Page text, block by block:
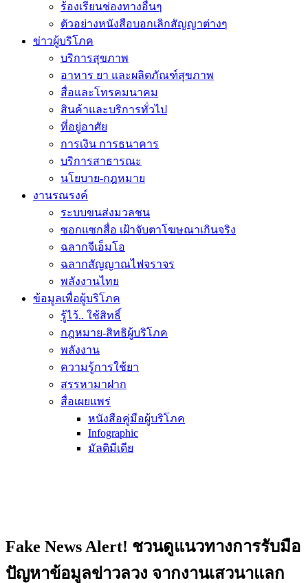
ร้องเรียนช่องทางอื่นๆ
ตัวอย่างหนังสือบอกเลิกสัญญาต่างๆ
ข่าวผู้บริโภค
บริการสุขภาพ
อาหาร ยา และผลิตภัณฑ์สุขภาพ
สื่อและโทรคมนาคม
สินค้าและบริการทั่วไป
ที่อยู่อาศัย
การเงิน การธนาคาร
บริการสาธารณะ
นโยบาย-กฎหมาย
งานรณรงค์
ระบบขนส่งมวลชน
ซอกแซกสื่อ เฝ้าจับตาโฆษณาเกินจริง
ฉลากจีเอ็มโอ
ฉลากสัญญาณไฟจราจร
พลังงานไทย
ข้อมูลเพื่อผู้บริโภค
รู้ไว้.. ใช้สิทธิ์
กฎหมาย-สิทธิผู้บริโภค
พลังงาน
ความรู้การใช้ยา
สรรหามาฝาก
สื่อเผยแพร่
หนังสือคู่มือผู้บริโภค
Infographic
มัลติมีเดีย
Fake News Alert! ชวนดูแนวทางการรับมือ
ปัญหาข้อมูลข่าวลวง จากงานเสวนาแลก